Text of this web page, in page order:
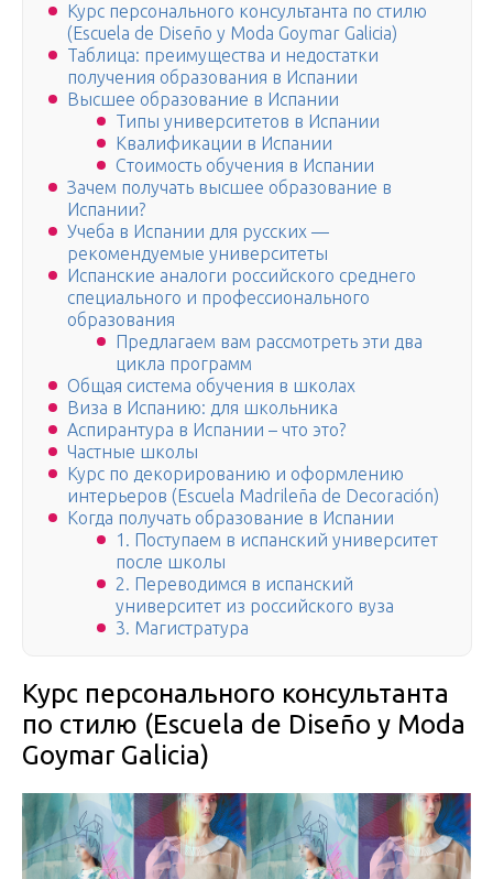
Курс персонального консультанта по стилю
(Escuela de Diseño y Moda Goymar Galicia)
Таблица: преимущества и недостатки
получения образования в Испании
Высшее образование в Испании
Типы университетов в Испании
Квалификации в Испании
Стоимость обучения в Испании
Зачем получать высшее образование в
Испании?
Учеба в Испании для русских —
рекомендуемые университеты
Испанские аналоги российского среднего
специального и профессионального
образования
Предлагаем вам рассмотреть эти два
цикла программ
Общая система обучения в школах
Виза в Испанию: для школьника
Аспирантура в Испании – что это?
Частные школы
Курс по декорированию и оформлению
интерьеров (Escuela Madrileña de Decoración)
Когда получать образование в Испании
1. Поступаем в испанский университет
после школы
2. Переводимся в испанский
университет из российского вуза
3. Магистратура
Курс персонального консультанта
по стилю (Escuela de Diseño y Moda
Goymar Galicia)